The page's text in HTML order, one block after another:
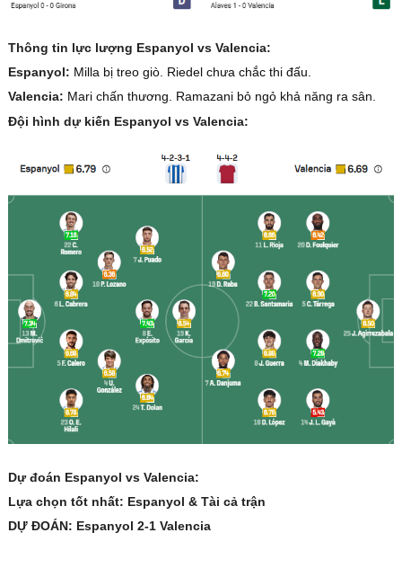
Thông tin lực lượng Espanyol vs Valencia:
Espanyol: Milla bị treo giò. Riedel chưa chắc thi đấu.
Valencia: Mari chấn thương. Ramazani bỏ ngỏ khả năng ra sân.
Đội hình dự kiến Espanyol vs Valencia:
Dự đoán Espanyol vs Valencia:
Lựa chọn tốt nhất: Espanyol & Tài cả trận
DỰ ĐOÁN: Espanyol 2-1 Valencia